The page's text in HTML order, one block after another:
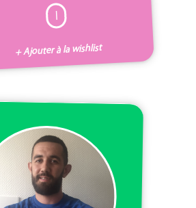
I
+ Ajouter à la wishlist